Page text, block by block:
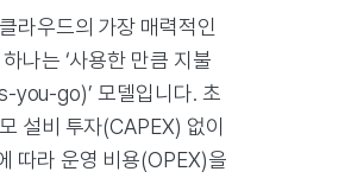
라우드의 가장 매력적인
나는 ‘사용한 만큼 지불
you-go)’ 모델입니다. 초
설비 투자(CAPEX) 없이
따라 운영 비용(OPEX)을